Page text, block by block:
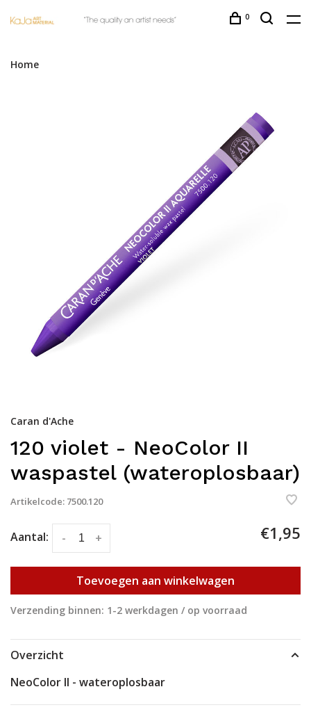
0
Home
Caran d'Ache
120 violet - NeoColor II
waspastel (wateroplosbaar)
Artikelcode: 7500.120
Aantal: +
- €1,95
Toevoegen aan winkelwagen
Verzending binnen: 1-2 werkdagen / op voorraad
Overzicht
NeoColor II - wateroplosbaar